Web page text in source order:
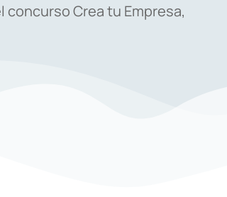
Crea tu Empresa,